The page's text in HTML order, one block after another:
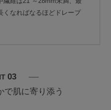
くなればなるほどドレープ
03
で肌に寄り添う